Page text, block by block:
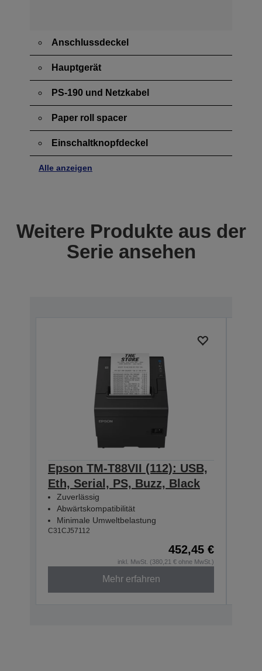
Anschlussdeckel
Hauptgerät
PS-190 und Netzkabel
Paper roll spacer
Einschaltknopfdeckel
Alle anzeigen
Weitere Produkte aus der
Serie ansehen
Epson TM-T88VII (112): USB,
Eth, Serial, PS, Buzz, Black
Zuverlässig
Abwärtskompatibilität
Minimale Umweltbelastung
C31CJ57112
452,45 €
inkl. MwSt. (380,21 € ohne MwSt.)
Mehr erfahren